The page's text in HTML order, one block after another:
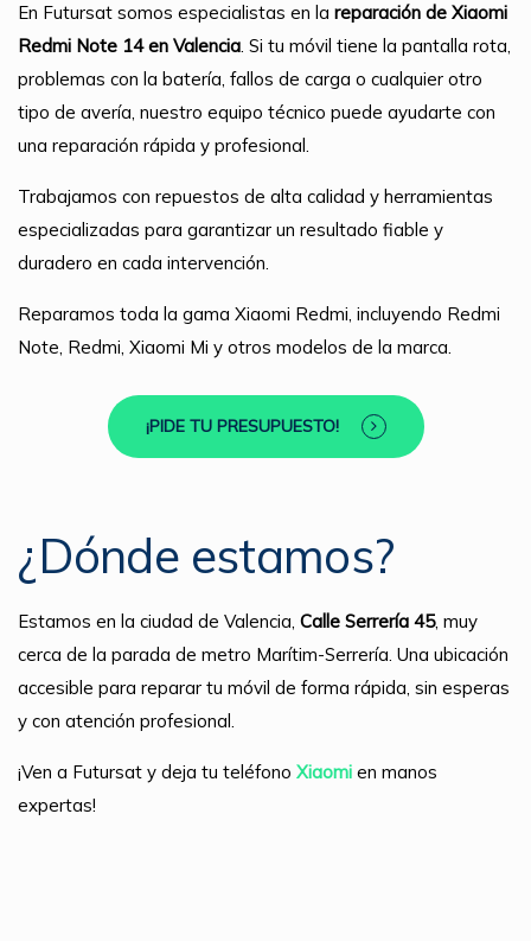
En Futursat somos especialistas en la reparación de Xiaomi
Redmi Note 14 en Valencia. Si tu móvil tiene la pantalla rota,
problemas con la batería, fallos de carga o cualquier otro
tipo de avería, nuestro equipo técnico puede ayudarte con
una reparación rápida y profesional.
Trabajamos con repuestos de alta calidad y herramientas
especializadas para garantizar un resultado fiable y
duradero en cada intervención.
Reparamos toda la gama Xiaomi Redmi, incluyendo Redmi
Note, Redmi, Xiaomi Mi y otros modelos de la marca.
¡PIDE TU PRESUPUESTO!
¿Dónde estamos?
Estamos en la ciudad de Valencia, Calle Serrería 45, muy
cerca de la parada de metro Marítim-Serrería. Una ubicación
accesible para reparar tu móvil de forma rápida, sin esperas
y con atención profesional.
¡Ven a Futursat y deja tu teléfono Xiaomi en manos
expertas!